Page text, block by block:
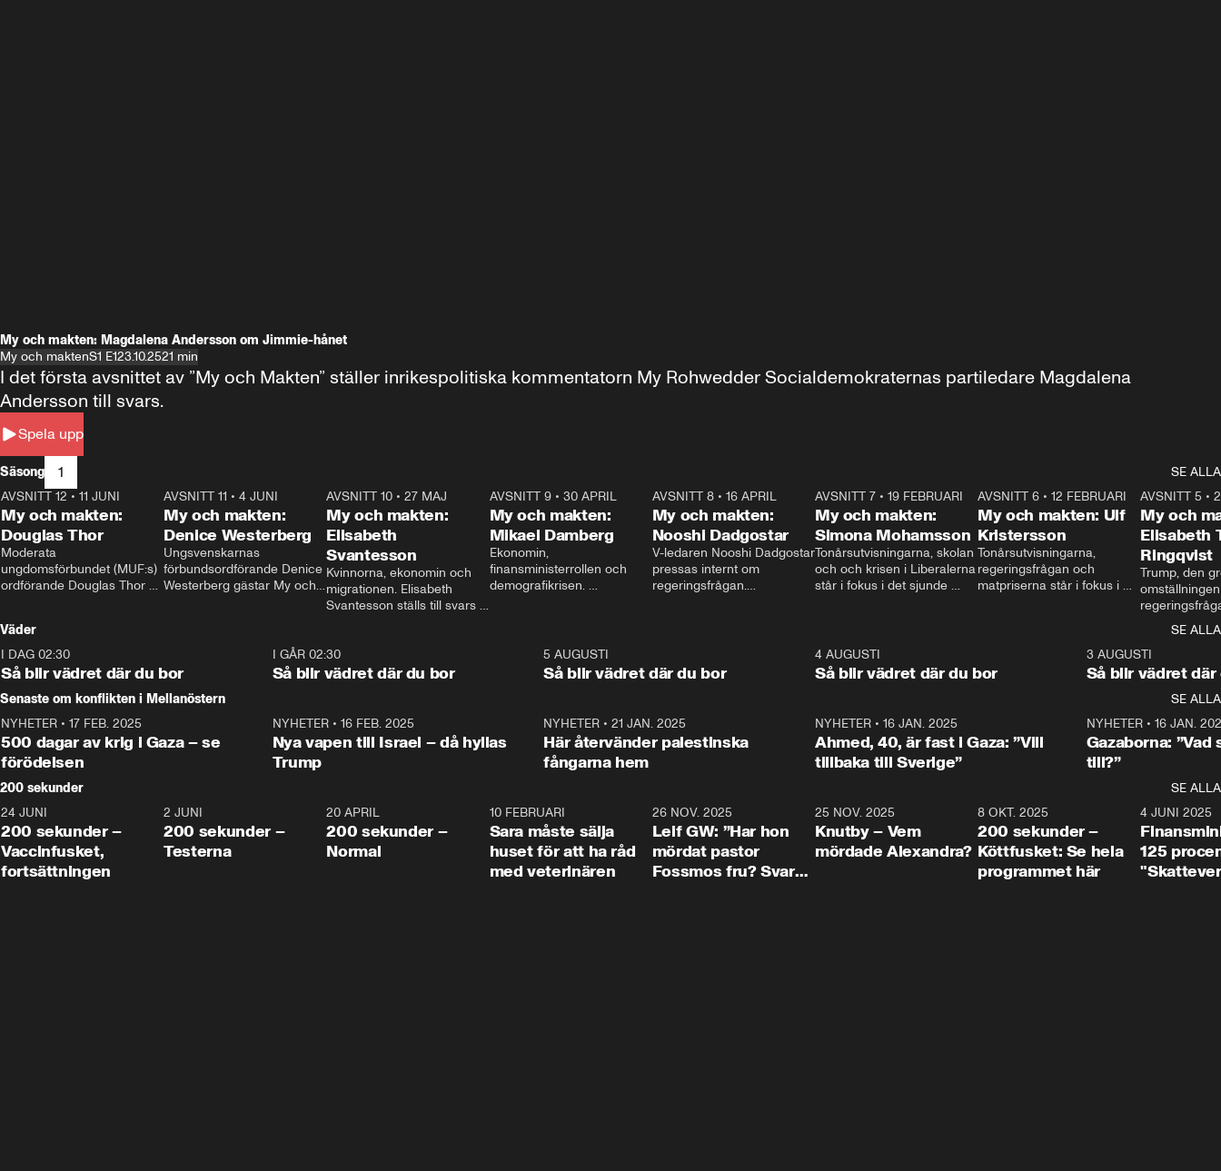
My och makten: Magdalena Andersson om Jimmie-hånet
My och maktenS1 E123.10.2521 min
Spela upp
I det första avsnittet av ”My och Makten” ställer inrikespolitiska kommentatorn My Rohwedder Socialdemokraternas partiledare Magdalena
Andersson till svars.
Säsong 1
SE ALLA
26:27
AVSNITT 12 • 11 JUNI
My och makten:
Douglas Thor
Moderata
ungdomsförbundet (MUF:s)
ordförande Douglas Thor
tonårsutvisningarna och hur
Moderaterna ska locka
väljare till valet i höst.
23:40
AVSNITT 11 •4 JUNI
My och makten:
Denice Westerberg
Ungsvenskarnas
förbundsordförande Denice
Westerberg gästar My och
AVSNITT 10 •27 MAJ
My och makten:
Elisabeth
Svantesson
Kvinnorna, ekonomin och
migrationen. Elisabeth
Svantesson ställs till svars
AVSNITT 9• 30 APRIL
My och makten:
Mikael Damberg
Ekonomin,
finansministerrollen och
demografikrisen.
och Makten.
AVSNITT 8• 16 APRIL
My och makten:
Nooshi Dadgostar
V-ledaren Nooshi Dadgostar
pressas internt om
regeringsfrågan.
– Vi ställer upp i val. Ska vi
vara med så sitter vi förstås
24:30
AVSNITT 7• 19 FEBRUARI
My och makten:
Simona Mohamsson
Tonårsutvisningarna, skolan
och och krisen i Liberalerna
står i fokus i det sjunde
kommentator My
Rohwedder ställer
utbildnings- och
Mohamsson till svars.
27:30
AVSNITT 6 •12 FEBRUARI
My och makten: Ulf
Kristersson
Tonårsutvisningarna,
regeringsfrågan och
matpriserna står i fokus i
Rohwedder ställer
statsminister Ulf Kristersson
AVSNITT 5 •
My och
Elisabeth
Ringqvist
Trump, den
centrum i
avsnittet av
Makten”. Se
Aftonbladets
Rohwedder
Thand Ring
Väder
SE ALLA
I DAG 02:30
Så blir vädret där du bor
1:06
I GÅR 02:30
Så blir vädret där du bor
5 AUGUSTI
Så blir vädret där du bor
4 AUGUSTI
Så blir vädret där du bor
3 AUGUSTI
Så blir vädret där
Senaste om konflikten i Mellanöstern
SE ALLA
NYHETER • 17 FEB. 2025
500 dagar av krig i Gaza – se
förödelsen
NYHETER• 16 FEB. 2025
Nya vapen till Israel – då hyllas
Trump
NYHETER •21 JAN. 2025
Här återvänder palestinska
fångarna hem
NYHETER• 16 JAN. 2025
Ahmed, 40, är fast i Gaza: ”Vill
tillbaka till Sverige”
NYHETER• 16 JAN.
Gazaborna:
till?”
200 sekunder
SE ALLA
5:00
24 JUNI
200 sekunder –
Vaccinfusket,
fortsättningen
4:23
2 JUNI
200 sekunder –
Testerna
20 APRIL
200 sekunder –
Normal
10 FEBRUARI
Sara måste sälja
huset för att ha råd
med veterinären
26 NOV. 2025
Leif GW: ”Har hon
mördat pastor
Fossmos fru? Svar
31:05
25 NOV. 2025
Knutby – Vem
mördade Alexandra?
4:29
8 OKT. 2025
200 sekunder –
Köttfusket: Se hela
programmet här
4 JUNI 2025
125